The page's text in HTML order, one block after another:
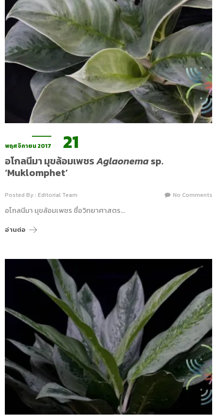
พฤศจิกายน 2017 21
อโกลนีมา มุขล้อมเพชรAglaonemasp.
‘Muklomphet’
Posted By : Editorial Team No Comments
อโกลนีมา มุขล้อมเพชร ชื่อวิทยาศาสตร…
อ่านต่อ